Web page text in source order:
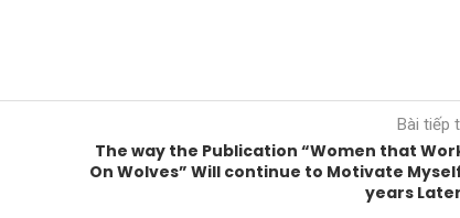
Bài tiếp
The way the Publication “Women that
On Wolves” Will continue to Motivate
years